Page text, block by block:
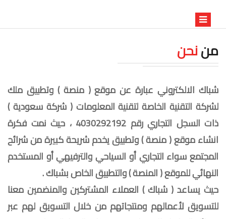
مننحن
شباك الالكتروني عبارة عن موقع ( منصة ) وتطبيق ملك
لشركة التقنية الخاصة لتقنية المعلومات ( شركة سعودية )
ذات السجل التجاري رقم 4030292192 ، حيث نمت فكرة
انشاء موقع ( منصة ) وتطبيق يخدم شريحة كبيرة من شرائح
المجتمع سواء التجاري أو السياحي والترفيهي أو المستخدم
النهائي للموقع ( المنصة ) والتطبيق الخاص بشباك .
حيث يساعد ( شباك ) العملاء المشتركين والمنضمين معنا
للتسويق لأعمالهم ومنتجاتهم من خلال التسويق لهم عبر